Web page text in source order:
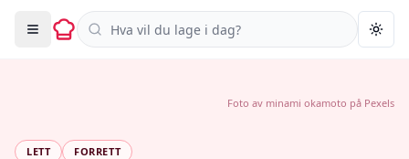
Søk i oppskrifter
LETT FORRETT
Foto av minami okamoto på Pexels